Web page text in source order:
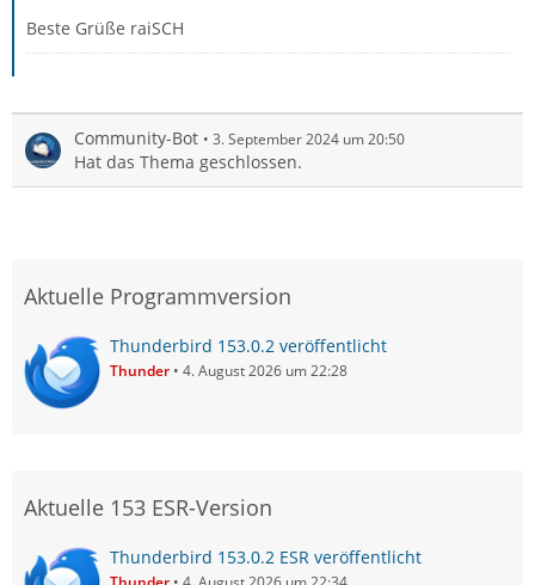
Beste Grüße raiSCH
Community-Bot 3. September 2024 um 20:50
Hat das Thema geschlossen.
Aktuelle Programmversion
Thunderbird 153.0.2 veröffentlicht
Thunder 4. August 2026 um 22:28
Aktuelle 153 ESR-Version
Thunderbird 153.0.2 ESR veröffentlicht